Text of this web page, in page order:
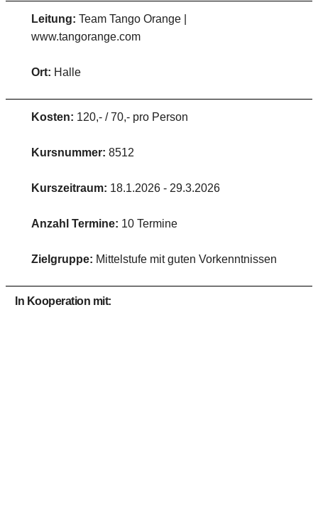
Leitung: Team Tango Orange |
www.tangorange.com
Ort: Halle
Kosten: 120,- / 70,- pro Person
Kursnummer: 8512
Kurszeitraum: 18.1.2026 - 29.3.2026
Anzahl Termine: 10 Termine
Zielgruppe: Mittelstufe mit guten Vorkenntnissen
In Kooperation mit: